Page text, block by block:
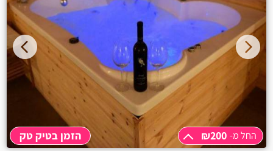
הזמן בטיק טק החל מ- ₪200